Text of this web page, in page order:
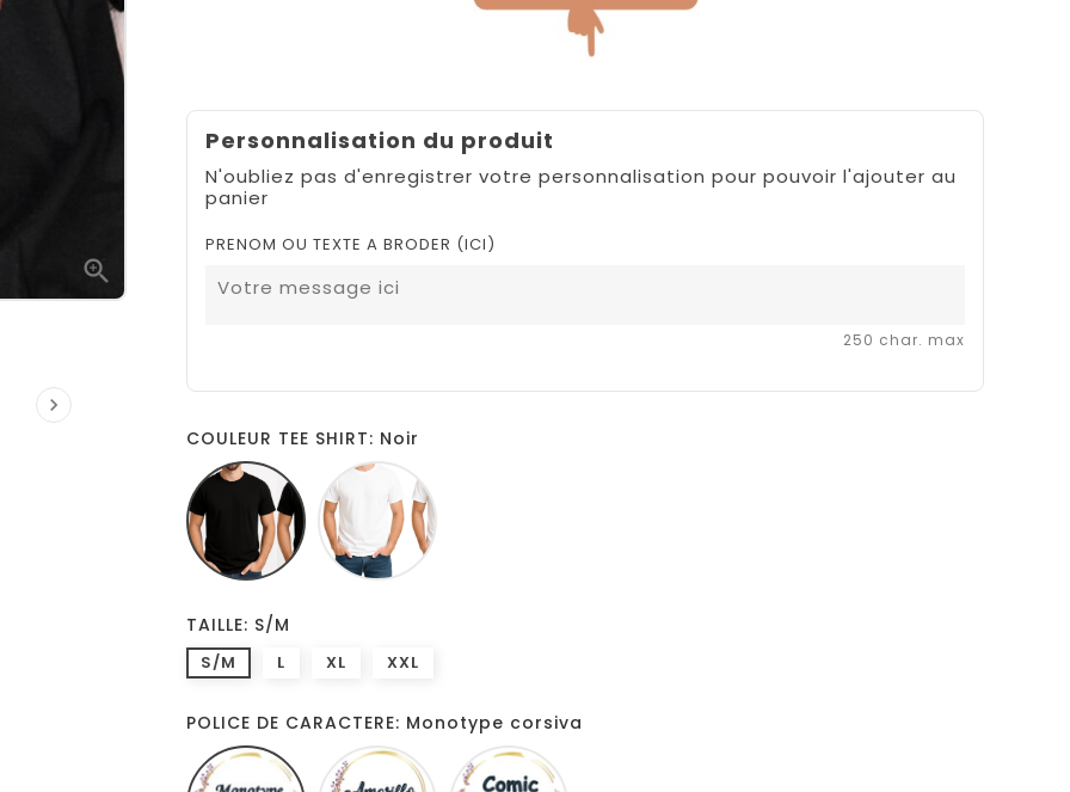


Personnalisation du produit
N'oubliez pas d'enregistrer votre personnalisation pour pouvoir l'ajouter au
panier
PRENOM OU TEXTE A BRODER (ICI)
250 char. max
COULEUR TEE SHIRT: Noir
TAILLE: S/M
S/M L XL XXL
POLICE DE CARACTERE: Monotype corsiva
Monotype
corsiva
Amarillo